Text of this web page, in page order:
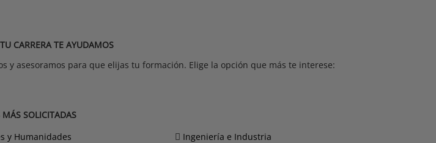
CARRERA TE AYUDAMOS
y asesoramos para que elijas tu formación. Elige la opción que más te interese:
MÁS SOLICITADAS
y Humanidades
Ingeniería e Industria